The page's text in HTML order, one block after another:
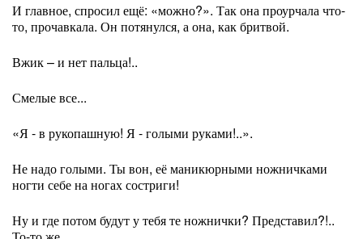
И главное, спросил ещё: «можно?». Так она проурчала что-
то, прочавкала. Он потянулся, а она, как бритвой.
Вжик – и нет пальца!..
Смелые все...
«Я - в рукопашную! Я - голыми руками!..».
Не надо голыми. Ты вон, её маникюрными ножничками
ногти себе на ногах состриги!
Ну и где потом будут у тебя те ножнички? Представил?!..